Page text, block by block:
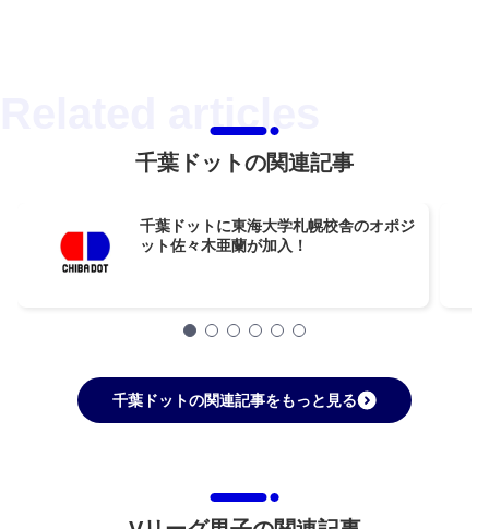
千葉ドットの関連記事
千葉ドットに東海大学札幌校舎のオポジ
ット佐々木亜蘭が加入！
千葉ドットの関連記事をもっと見る